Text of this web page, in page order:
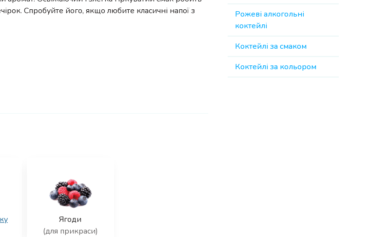
Спробуйте його, якщо любите класичні напої з
Ягоди
(для прикраси)
Рожеві алкогольні
коктейлі
Коктейлі за смаком
Коктейлі за кольором